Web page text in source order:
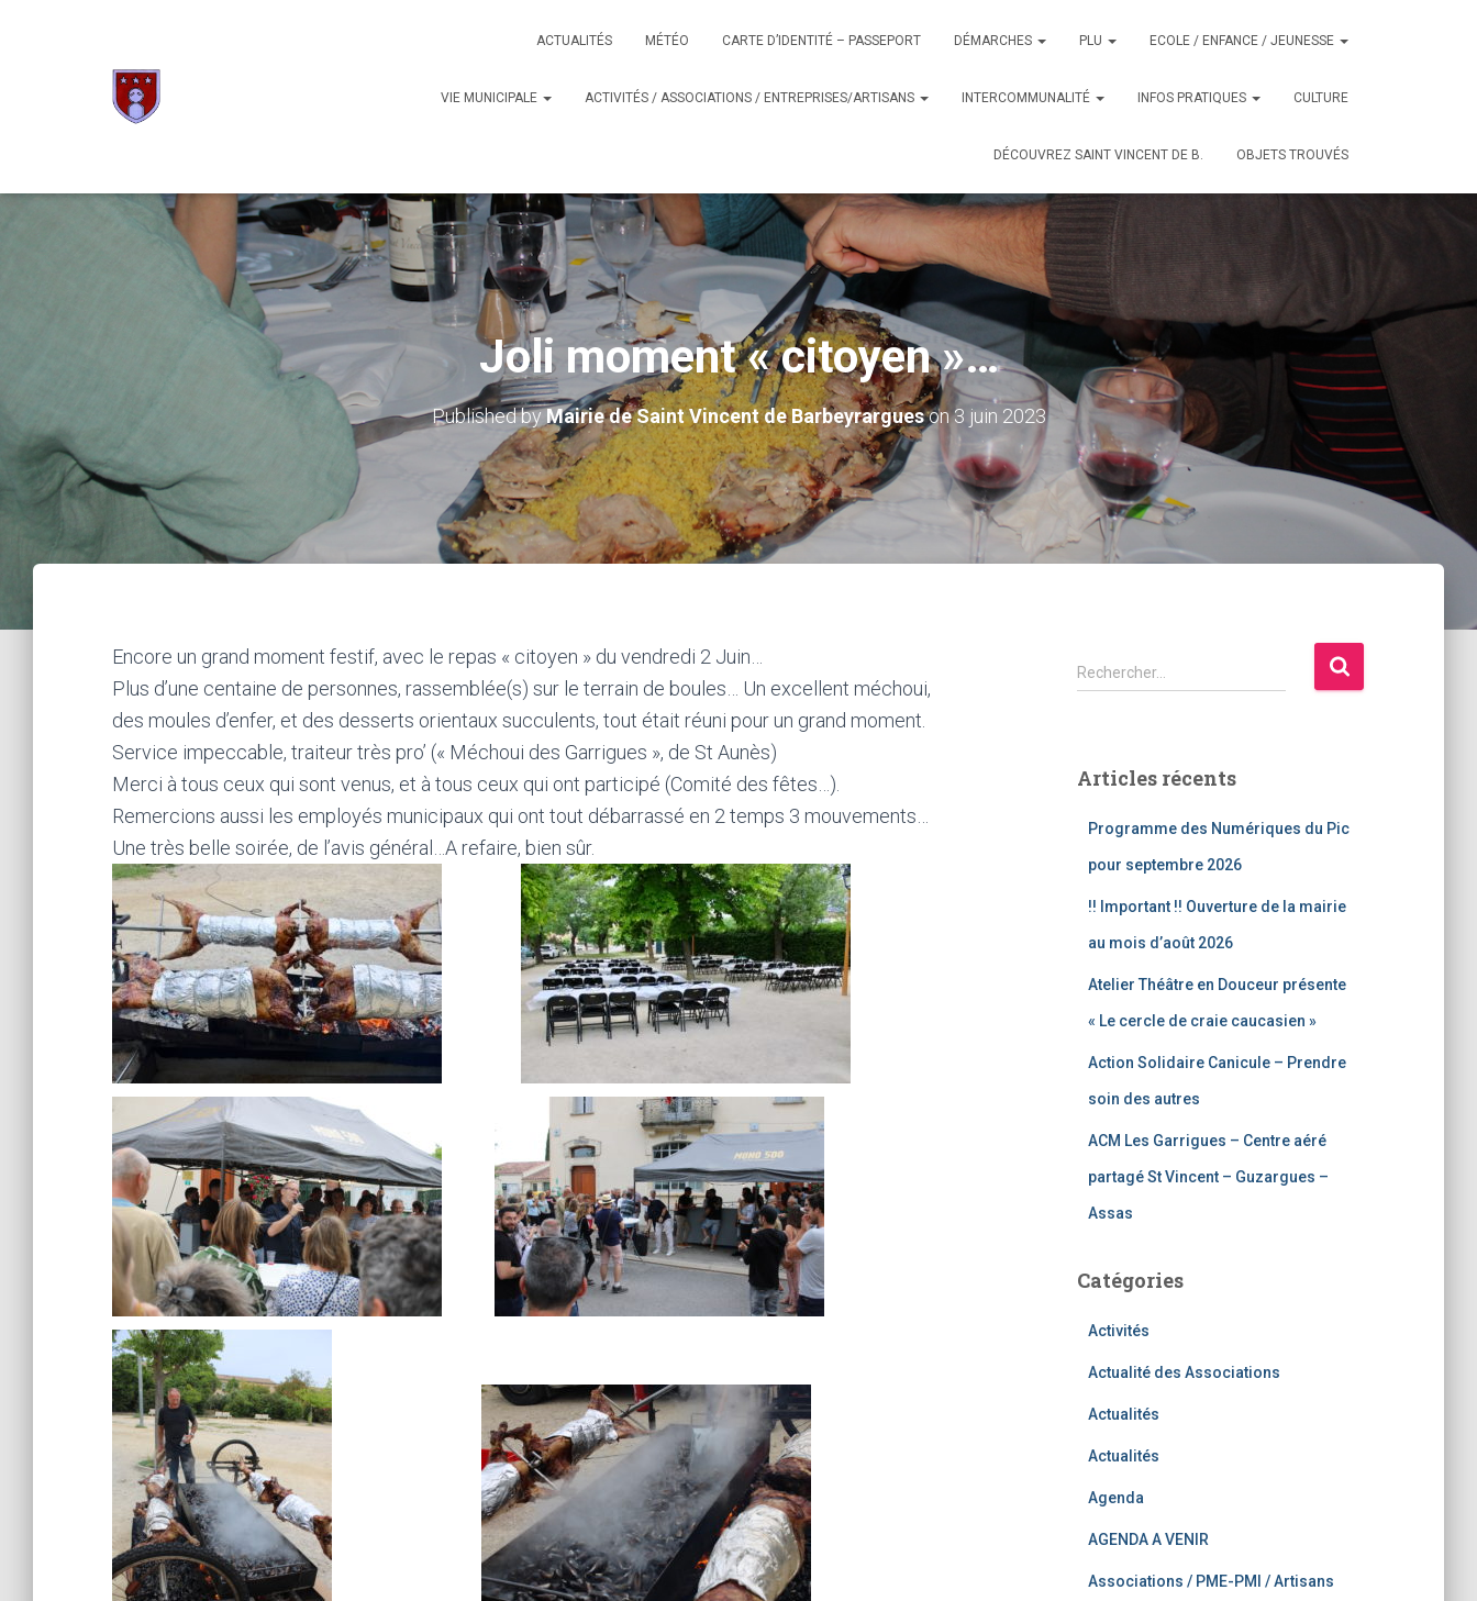
ACTUALITÉS MÉTÉO CARTE D’IDENTITÉ – PASSEPORT DÉMARCHES PLU ECOLE / ENFANCE / JEUNESSE
VIE MUNICIPALE ACTIVITÉS / ASSOCIATIONS / ENTREPRISES/ARTISANS INTERCOMMUNALITÉ INFOS PRATIQUES CULTURE
DÉCOUVREZ SAINT VINCENT DE B. OBJETS TROUVÉS
Joli moment « citoyen »…
Published byMairie de Saint Vincent de Barbeyrargueson3 juin 2023
Encore un grand moment festif, avec le repas « citoyen » du vendredi 2 Juin…
Plus d’une centaine de personnes, rassemblée(s) sur le terrain de boules… Un excellent méchoui,
des moules d’enfer, et des desserts orientaux succulents, tout était réuni pour un grand moment.
Service impeccable, traiteur très pro’ (« Méchoui des Garrigues », de St Aunès)
Merci à tous ceux qui sont venus, et à tous ceux qui ont participé (Comité des fêtes…).
Remercions aussi les employés municipaux qui ont tout débarrassé en 2 temps 3 mouvements…
Une très belle soirée, de l’avis général…A refaire, bien sûr.
R
e
r
Rechercher…
Articles récents
Programme des Numériques du Pic
pour septembre 2026
!! Important !! Ouverture de la mairie
au mois d’août 2026
Atelier Théâtre en Douceur présente
« Le cercle de craie caucasien »
Action Solidaire Canicule – Prendre
soin des autres
ACM Les Garrigues – Centre aéré
partagé St Vincent – Guzargues –
Assas
Catégories
Activités
Actualité des Associations
Actualités
Actualités
Agenda
AGENDA A VENIR
Associations / PME-PMI / Artisans